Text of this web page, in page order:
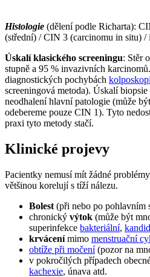
Histologie (dělení podle Richarta):
(střední) / CIN 3 (carcinomu in situ)
Úskalí klasického screeningu: Stěr
stupně a 95 % invazivních
diagnostických pochybách
screeningová metoda). Úskalí
neodhalení hlavní patologie (může
odebereme pouze CIN 1). Tyto
praxi tyto metody stačí.
Klinické projevy
Pacientky nemusí mít žádné
většinou korelují s tíží nálezu.
Bolest (při nebo po pohlavním
chronický výtok (může být
superinfekce bakteriální,
krvácenímimo menstruační
obtíže při močení(pozor na
v pokročilých případech
kachexie, únava atd.